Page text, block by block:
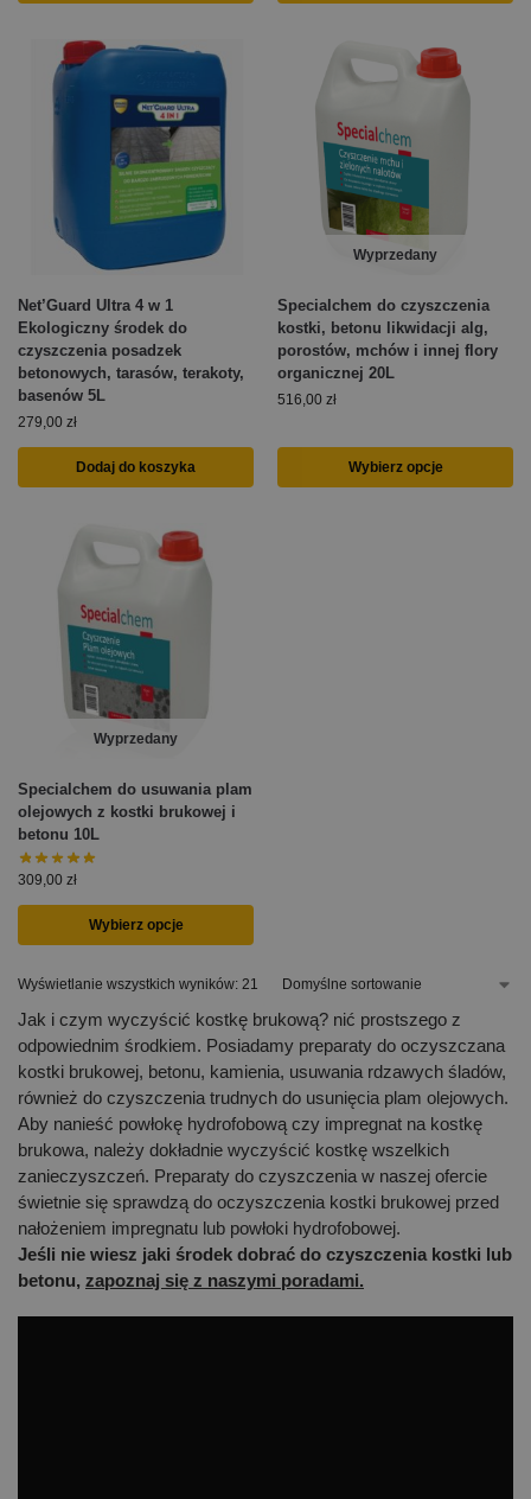
Net’Guard Ultra 4 w 1
Ekologiczny środek do
czyszczenia posadzek
betonowych, tarasów, terakoty,
basenów 5L
279,00 zł
Dodaj do koszyka
Wyprzedany
Specialchem do czyszczenia
kostki, betonu likwidacji alg,
porostów, mchów i innej flory
organicznej 20L
516,00 zł
Wybierz opcje
Wyprzedany
Specialchem do usuwania plam
olejowych z kostki brukowej i
betonu 10L
309,00 zł
Wybierz opcje
Wyświetlanie wszystkich wyników: 21
Jak i czym wyczyścić kostkę brukową? nić prostszego z
odpowiednim środkiem. Posiadamy preparaty do oczyszczana
kostki brukowej, betonu, kamienia, usuwania rdzawych śladów,
również do czyszczenia trudnych do usunięcia plam olejowych.
Aby nanieść powłokę hydrofobową czy impregnat na kostkę
brukowa, należy dokładnie wyczyścić kostkę wszelkich
zanieczyszczeń. Preparaty do czyszczenia w naszej ofercie
świetnie się sprawdzą do oczyszczenia kostki brukowej przed
nałożeniem impregnatu lub powłoki hydrofobowej.
Jeśli nie wiesz jaki środek dobrać do czyszczenia kostki lub
betonu, zapoznaj się z naszymi poradami.